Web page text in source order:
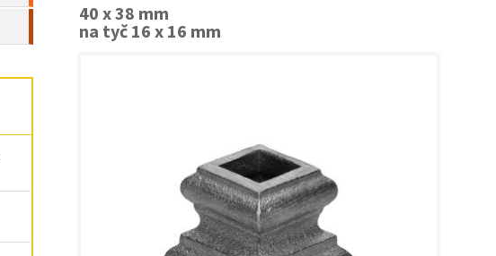
40 x 38 mm
na tyč 16 x 16 mm